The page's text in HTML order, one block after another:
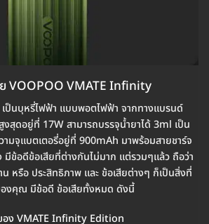
VOOPOO VMATE Infinity
เป็นบุหรี่ไฟฟ้า แบบพอตไฟฟ้า จากทางแบรนด์
สุดอยู่ที่ 17W สามารถบรรจุน้ำยาได้ 3ml เป็น
ามจุแบตเตอรี่อยู่ที่ 900mAh มาพร้อมสายชาร์จ
มีข้อดีข้อเสียที่ต่างกันไม่มาก แต่รวมๆแล้ว ถือว่า
หรือ ประสิทธิภาพ และ ข้อเสียต่างๆ ก็เป็นสิ่งที่
องคุณ มีข้อดี ข้อเสียทั้งหมด ดังนี้
อง VMATE Infinity Edition